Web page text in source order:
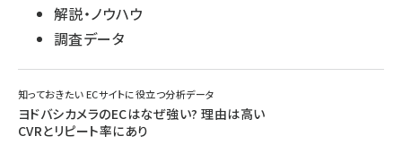
解説・ノウハウ
調査データ
知っておきたい ECサイトに役立つ分析データ
ヨドバシカメラのECはなぜ強い? 理由は高い
CVRとリピート率にあり